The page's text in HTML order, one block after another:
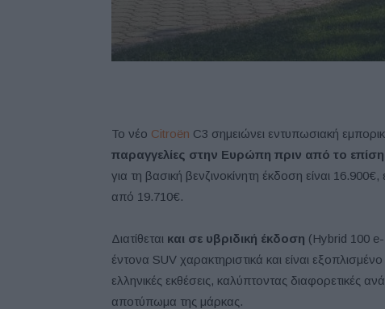
Το νέο Citroën C3 σημειώνει εντυπωσιακή
παραγγελίες στην Ευρώπη πριν από το
για τη βασική βενζινοκίνητη έκδοση είναι
από 19.710€.
Διατίθεται και σε υβριδική έκδοση (Hybrid 100
έντονα SUV χαρακτηριστικά και είναι
ελληνικές εκθέσεις, καλύπτοντας διαφορετικές
αποτύπωμα της μάρκας.